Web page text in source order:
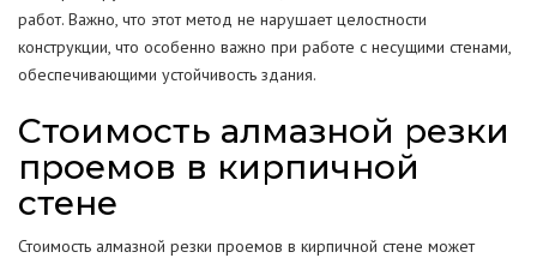
работ. Важно, что этот метод не нарушает целостности
конструкции, что особенно важно при работе с несущими стенами,
обеспечивающими устойчивость здания.
Стоимость алмазной резки
проемов в кирпичной
стене
Стоимость алмазной резки проемов в кирпичной стене может